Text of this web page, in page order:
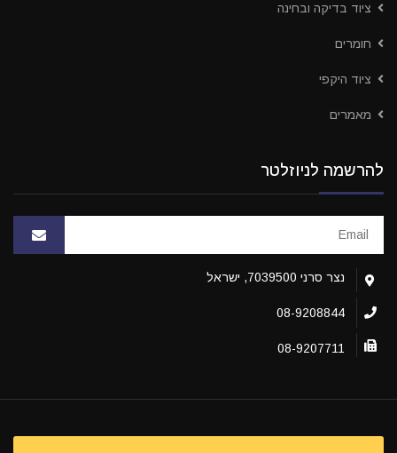
ציוד בדיקה ובחינה
חומרים
ציוד היקפי
מאמרים
להרשמה לניוזלטר
נצר סרני 7039500, ישראל
08-9208844
08-9207711